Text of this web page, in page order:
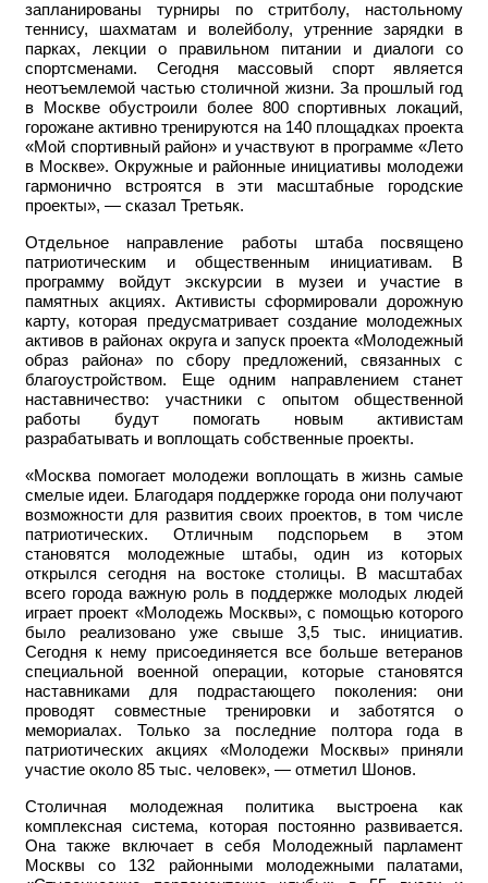
запланированы турниры по стритболу, настольному
теннису, шахматам и волейболу, утренние зарядки в
парках, лекции о правильном питании и диалоги со
спортсменами. Сегодня массовый спорт является
неотъемлемой частью столичной жизни. За прошлый год
в Москве обустроили более 800 спортивных локаций,
горожане активно тренируются на 140 площадках проекта
«Мой спортивный район» и участвуют в программе «Лето
в Москве». Окружные и районные инициативы молодежи
гармонично встроятся в эти масштабные городские
проекты», — сказал Третьяк.
Отдельное направление работы штаба посвящено
патриотическим и общественным инициативам. В
программу войдут экскурсии в музеи и участие в
памятных акциях. Активисты сформировали дорожную
карту, которая предусматривает создание молодежных
активов в районах округа и запуск проекта «Молодежный
образ района» по сбору предложений, связанных с
благоустройством. Еще одним направлением станет
наставничество: участники с опытом общественной
работы будут помогать новым активистам
разрабатывать и воплощать собственные проекты.
«Москва помогает молодежи воплощать в жизнь самые
смелые идеи. Благодаря поддержке города они получают
возможности для развития своих проектов, в том числе
патриотических. Отличным подспорьем в этом
становятся молодежные штабы, один из которых
открылся сегодня на востоке столицы. В масштабах
всего города важную роль в поддержке молодых людей
играет проект «Молодежь Москвы», с помощью которого
было реализовано уже свыше 3,5 тыс. инициатив.
Сегодня к нему присоединяется все больше ветеранов
специальной военной операции, которые становятся
наставниками для подрастающего поколения: они
проводят совместные тренировки и заботятся о
мемориалах. Только за последние полтора года в
патриотических акциях «Молодежи Москвы» приняли
участие около 85 тыс. человек», — отметил Шонов.
Столичная молодежная политика выстроена как
комплексная система, которая постоянно развивается.
Она также включает в себя Молодежный парламент
Москвы со 132 районными молодежными палатами,